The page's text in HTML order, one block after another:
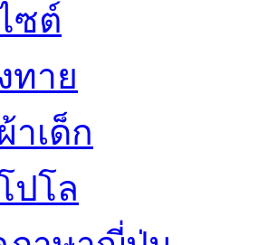
ซต์
ทาย
าเด็ก
ปโล